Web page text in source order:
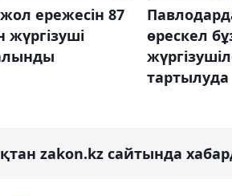
ережесін 87
жүргізуші
өрескел
тартылуда
zakon.kz сайтында